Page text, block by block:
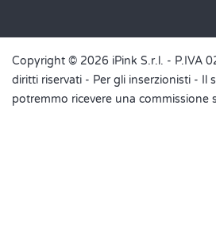
Copyright © 2026 iPink S.r.l. - P.IVA
diritti riservati - Per gli inserzionisti - Il
potremmo ricevere una commissione